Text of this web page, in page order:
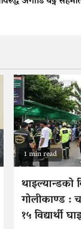
1 min read
थाइल्यान्डको
गोलीकाण्ड :
१५ विद्यार्थी